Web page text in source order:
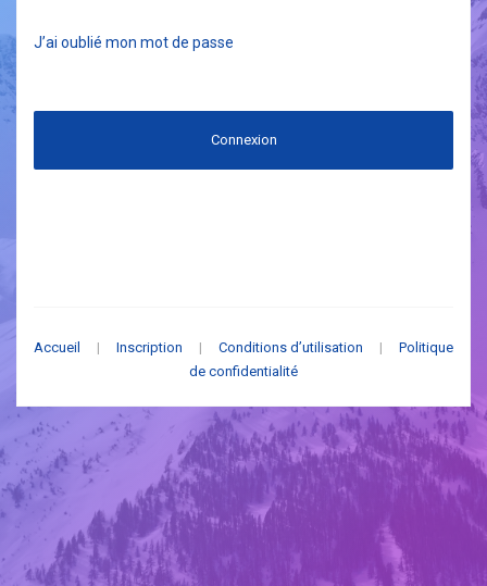
J’ai oublié mon mot de passe
Connexion
Accueil | Inscription | Conditions d’utilisation |
Politique
de confidentialité